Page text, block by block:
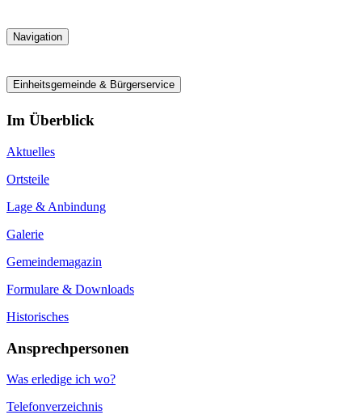
Navigation
Einheitsgemeinde & Bürgerservice
Im Überblick
Aktuelles
Ortsteile
Lage & Anbindung
Galerie
Gemeindemagazin
Formulare & Downloads
Historisches
Ansprechpersonen
Was erledige ich wo?
Telefonverzeichnis